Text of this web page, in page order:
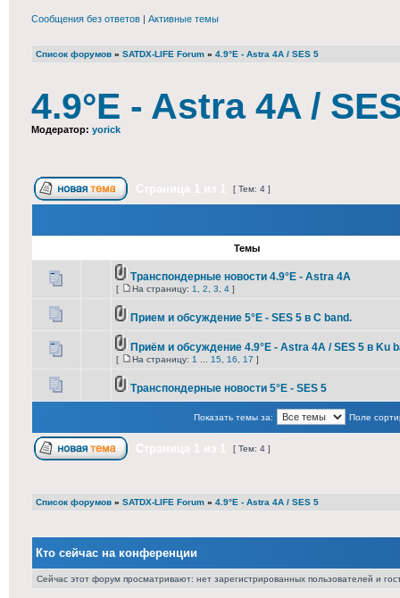
Сообщения без ответов | Активные темы
Список форумов » SATDX-LIFE Forum » 4.9°E - Astra 4A / SES 5
4.9°E - Astra 4A /
Модератор: yorick
[ Тем: 4 ]
Темы
Транспондерные новости 4.9°E - Astra 4A
[ На страницу: 1 2 3 4 ]
Прием и обсуждение 5°E - SES 5 в C band.
Приём и обсуждение 4.9°E - Astra 4A / SES 5 в Ku
[ На страницу: 1 15 16 17 ]
Транспондерные новости 5°E - SES 5
Показать темы за: Поле
[ Тем: 4 ]
Список форумов » SATDX-LIFE Forum » 4.9°E - Astra 4A / SES 5
Кто сейчас на конференции
Сейчас этот форум просматривают: нет зарегистрированных пользователей и